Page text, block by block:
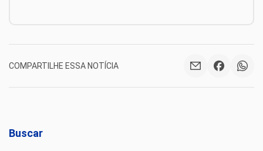
COMPARTILHE ESSA NOTÍCIA
Buscar